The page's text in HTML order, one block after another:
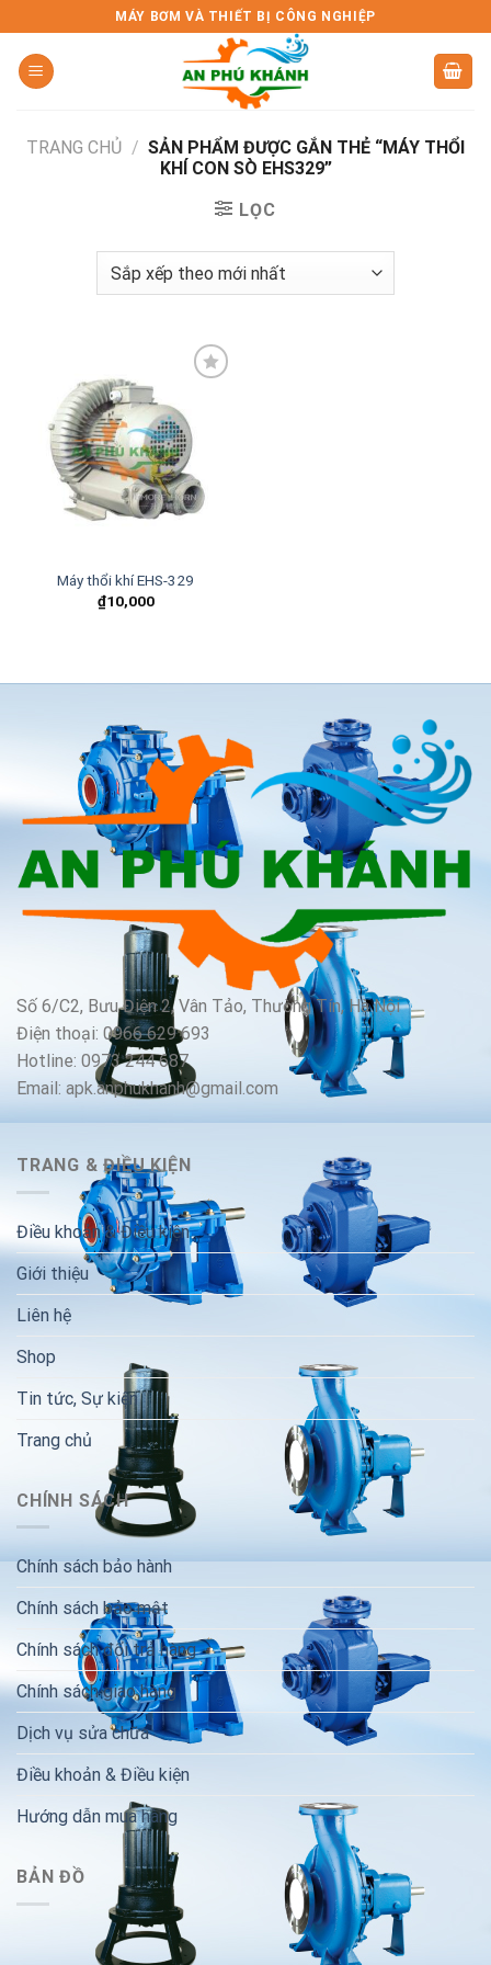
to
content
MÁY BƠM VÀ THIẾT BỊ CÔNG NGHIỆP
TRANG CHỦ / SẢN PHẨM ĐƯỢC GẮN THẺ “MÁY THỔI
KHÍ CON SÒ EHS329”
LỌC
Add to
wishlist
Máy thổi khí EHS-329
₫10,000
Số 6/C2, Bưu Điện 2, Vân Tảo, Thường Tín, Hà Nội
Điện thoại: 0966 629 693
Hotline: 0973 244 687
Email: apk.anphukhanh@gmail.com
TRANG & ĐIỀU KIỆN
Điều khoản & Điều kiện
Giới thiệu
Liên hệ
Shop
Tin tức, Sự kiện
Trang chủ
CHÍNH SÁCH
Chính sách bảo hành
Chính sách bảo mật
Chính sách đổi trả hàng
Chính sách giao hàng
Dịch vụ sửa chữa
Điều khoản & Điều kiện
Hướng dẫn mua hàng
BẢN ĐỒ